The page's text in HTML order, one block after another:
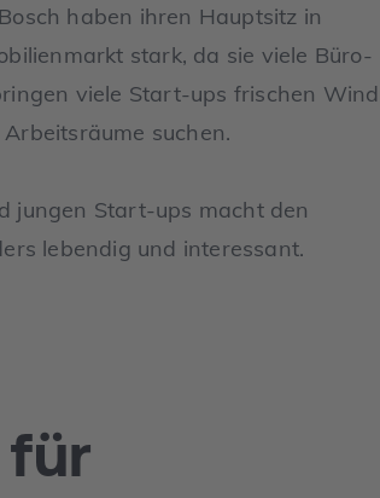
haben ihren Hauptsitz in
stark, da sie viele Büro-
viele Start-ups frischen Wind
suchen.
jungen Start-ups macht den
lebendig und interessant.